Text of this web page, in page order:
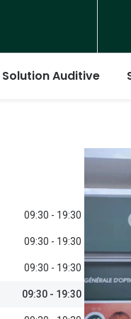
lentilles
Solution Auditive
09:30 - 19:30
09:30 - 19:30
09:30 - 19:30
09:30 - 19:30